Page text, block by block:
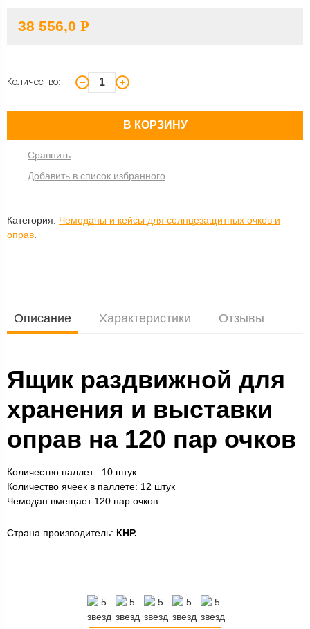
38 556,0 Р
Количество:
В КОРЗИНУ
Сравнить
Добавить в список избранного
Категория: Чемоданы и кейсы для солнцезащитных очков и
оправ
Описание Характеристики Отзывы
Ящик раздвижной для
хранения и выставки
оправ на 120 пар очков
Количество паллет: 10 штук
Количество ячеек в паллете: 12 штук
Чемодан вмещает 120 пар очков.
Страна производитель: КНР.